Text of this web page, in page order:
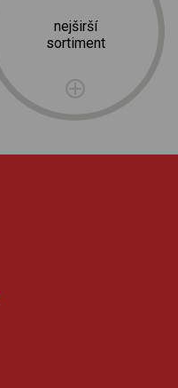
nejširší
sortiment